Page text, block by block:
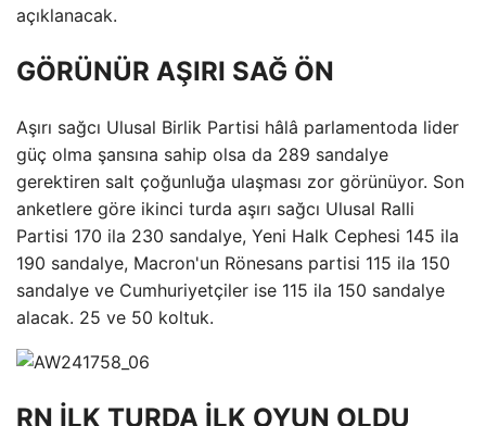
açıklanacak.
GÖRÜNÜR AŞIRI SAĞ ÖN
Aşırı sağcı Ulusal Birlik Partisi hâlâ parlamentoda lider
güç olma şansına sahip olsa da 289 sandalye
gerektiren salt çoğunluğa ulaşması zor görünüyor. Son
anketlere göre ikinci turda aşırı sağcı Ulusal Ralli
Partisi 170 ila 230 sandalye, Yeni Halk Cephesi 145 ila
190 sandalye, Macron'un Rönesans partisi 115 ila 150
sandalye ve Cumhuriyetçiler ise 115 ila 150 sandalye
alacak. 25 ve 50 koltuk.
RN İLK TURDA İLK OYUN OLDU